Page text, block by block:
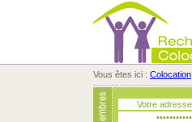
Vous êtes ici : Colocation